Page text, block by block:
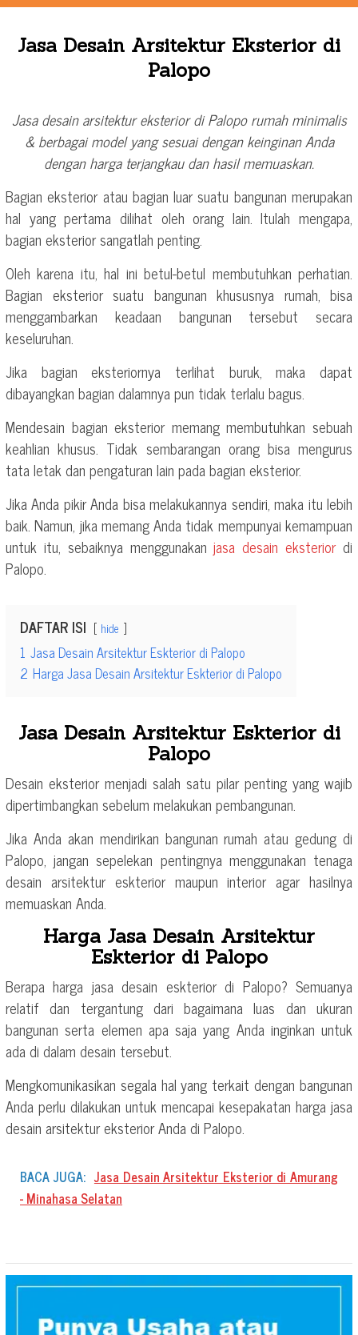
Jasa Desain Arsitektur Eksterior di
Palopo
Jasa desain arsitektur eksterior di Palopo rumah minimalis
& berbagai model yang sesuai dengan keinginan Anda
dengan harga terjangkau dan hasil memuaskan.
Bagian eksterior atau bagian luar suatu bangunan merupakan
hal yang pertama dilihat oleh orang lain. Itulah mengapa,
bagian eksterior sangatlah penting.
Oleh karena itu, hal ini betul-betul membutuhkan perhatian.
Bagian eksterior suatu bangunan khususnya rumah, bisa
menggambarkan keadaan bangunan tersebut secara
keseluruhan.
Jika bagian eksteriornya terlihat buruk, maka dapat
dibayangkan bagian dalamnya pun tidak terlalu bagus.
Mendesain bagian eksterior memang membutuhkan sebuah
keahlian khusus. Tidak sembarangan orang bisa mengurus
tata letak dan pengaturan lain pada bagian eksterior.
Jika Anda pikir Anda bisa melakukannya sendiri, maka itu lebih
baik. Namun, jika memang Anda tidak mempunyai kemampuan
untuk itu, sebaiknya menggunakanjasa desain eksteriordi
Palopo.
DAFTAR ISI hide
1 Jasa Desain Arsitektur Eskterior di Palopo
2 Harga Jasa Desain Arsitektur Eskterior di Palopo
Jasa Desain Arsitektur Eskterior di
Palopo
Desain eksterior menjadi salah satu pilar penting yang wajib
dipertimbangkan sebelum melakukan pembangunan.
Jika Anda akan mendirikan bangunan rumah atau gedung di
Palopo, jangan sepelekan pentingnya menggunakan tenaga
desain arsitektur eskterior maupun interior agar hasilnya
memuaskan Anda.
Harga Jasa Desain Arsitektur
Eskterior di Palopo
Berapa harga jasa desain eskterior di Palopo? Semuanya
relatif dan tergantung dari bagaimana luas dan ukuran
bangunan serta elemen apa saja yang Anda inginkan untuk
ada di dalam desain tersebut.
Mengkomunikasikan segala hal yang terkait dengan bangunan
Anda perlu dilakukan untuk mencapai kesepakatan harga jasa
desain arsitektur eksterior Anda di Palopo.
BACA JUGA: Jasa Desain Arsitektur Eksterior di Amurang
- Minahasa Selatan